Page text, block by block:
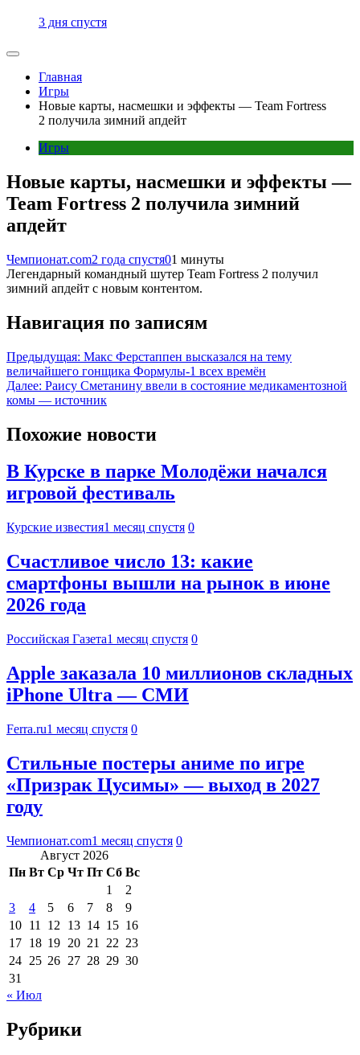
3 дня спустя
Главная
Игры
Новые карты, насмешки и эффекты — Team Fortress
2 получила зимний апдейт
Игры
Новые карты, насмешки и эффекты —
Team Fortress 2 получила зимний
апдейт
Чемпионат.com2 года спустя01 минуты
Легендарный командный шутер Team Fortress 2 получил
зимний апдейт с новым контентом.
Навигация по записям
Предыдущая: Макс Ферстаппен высказался на тему
величайшего гонщика Формулы-1 всех времён
Далее: Раису Сметанину ввели в состояние медикаментозной
комы — источник
Похожие новости
В Курске в парке Молодёжи начался
игровой фестиваль
Курские известия1 месяц спустя 0
Счастливое число 13: какие
смартфоны вышли на рынок в июне
2026 года
Российская Газета1 месяц спустя 0
Apple заказала 10 миллионов складных
iPhone Ultra — СМИ
Ferra.ru1 месяц спустя 0
Стильные постеры аниме по игре
«Призрак Цусимы» — выход в 2027
году
Чемпионат.com1 месяц спустя 0
Август 2026
Пн Вт Ср Чт Пт Сб Вс
1
2
3
4 5 6 7 8
9
10 11 12 13 14 15 16
17 18 19 20 21 22 23
24 25 26 27 28 29 30
31
« Июл
Рубрики